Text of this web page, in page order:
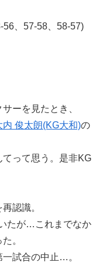
56、57-58、58-57)
ーを見たとき、
内 俊太朗(KG大和)の
てって思う。是非KG
認識。
たが…これまでなか
。
試合の中止…。